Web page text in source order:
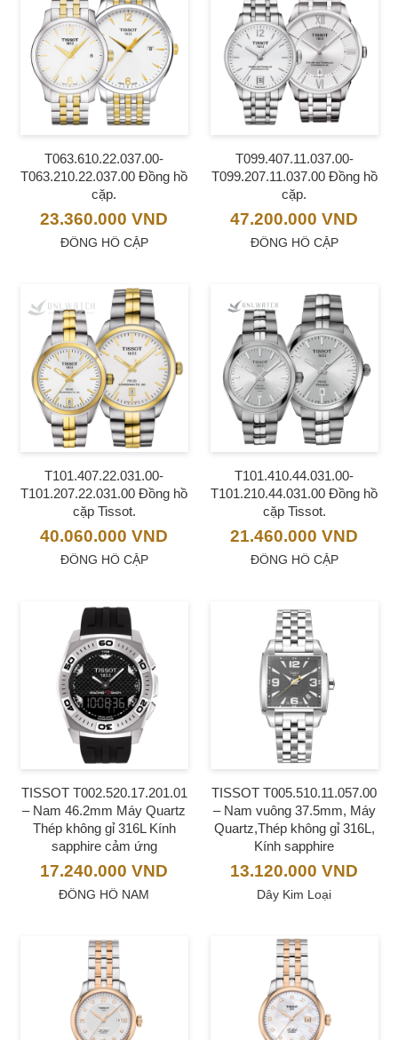
T063.610.22.037.00-
T063.210.22.037.00 Đồng hồ
cặp.
23.360.000 VND
ĐỒNG HỒ CẶP
T099.407.11.037.00-
T099.207.11.037.00 Đồng hồ
cặp.
47.200.000 VND
ĐỒNG HỒ CẶP
T101.407.22.031.00-
T101.207.22.031.00 Đồng hồ
cặp Tissot.
40.060.000 VND
ĐỒNG HỒ CẶP
T101.410.44.031.00-
T101.210.44.031.00 Đồng hồ
cặp Tissot.
21.460.000 VND
ĐỒNG HỒ CẶP
TISSOT T002.520.17.201.01
– Nam 46.2mm Máy Quartz
Thép không gỉ 316L Kính
sapphire cảm ứng
17.240.000 VND
ĐỒNG HỒ NAM
TISSOT T005.510.11.057.00
– Nam vuông 37.5mm, Máy
Quartz,Thép không gỉ 316L,
Kính sapphire
13.120.000 VND
Dây Kim Loại